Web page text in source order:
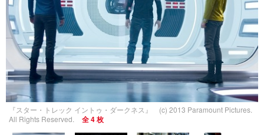
『スター・トレック イントゥ・ダークネス』 (c) 2013 Paramount Pictures.
All Rights Reserved.
全 4 枚